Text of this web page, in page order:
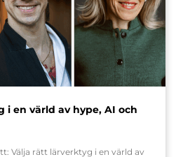
i en värld av hype, AI och
Välja rätt lärverktyg i en värld av